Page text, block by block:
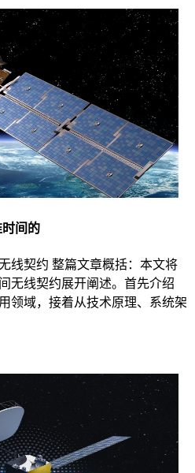
时间的
线契约 整篇文章概括：本文将
无线契约展开阐述。首先介绍
领域，接着从技术原理、系统架